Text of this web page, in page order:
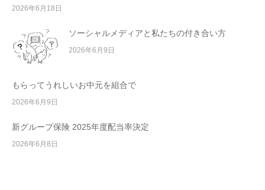
2026年6月18日
ソーシャルメディアと私たちの付き合い方
2026年6月9日
もらってうれしいお中元を組合で
2026年6月9日
新グループ保険 2025年度配当率決定
2026年6月8日